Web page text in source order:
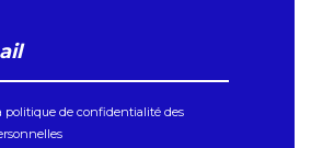
politique de confidentialité des